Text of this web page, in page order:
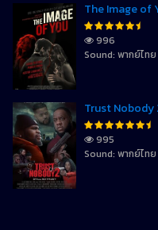
The Image of
996
Sound: พากย์ไท
Trust Nobody
995
Sound: พากย์ไท